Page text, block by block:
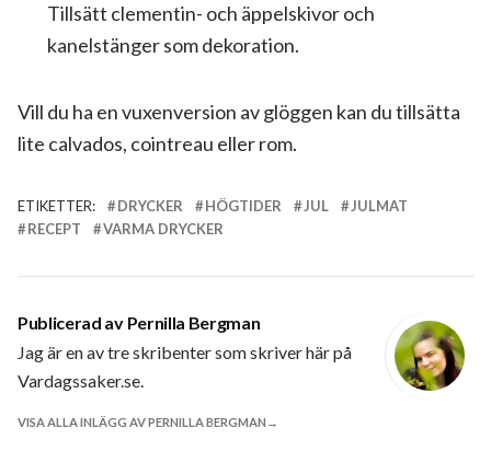
Tillsätt clementin- och äppelskivor och
kanelstänger som dekoration.
Vill du ha en vuxenversion av glöggen kan du tillsätta
lite calvados, cointreau eller rom.
ETIKETTER: DRYCKER HÖGTIDER JUL
JULMAT
RECEPT
VARMA DRYCKER
Publicerad av Pernilla Bergman
Jag är en av tre skribenter som skriver här på
Vardagssaker.se.
VISA ALLA INLÄGG AV PERNILLA BERGMAN